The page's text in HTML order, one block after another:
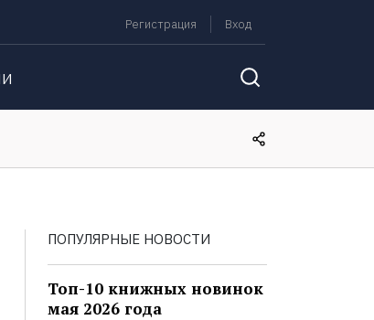
Регистрация Вход
ПОПУЛЯРНЫЕ НОВОСТИ
Топ-10 книжных новинок
мая 2026 года